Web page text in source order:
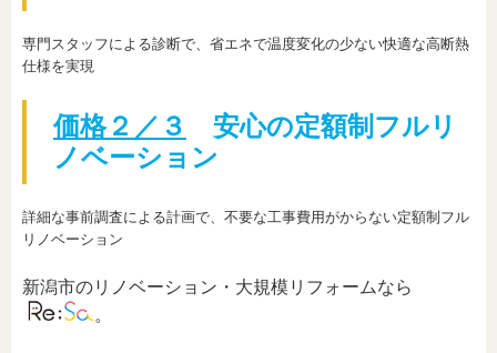
専門スタッフによる診断で、省エネで温度変化の少ない快適な高断熱
仕様を実現
価格２／３
安心の定額制フルリ
ノベーション
詳細な事前調査による計画で、不要な工事費用がからない定額制フル
リノベーション
新潟市のリノベーション・大規模リフォームなら
。